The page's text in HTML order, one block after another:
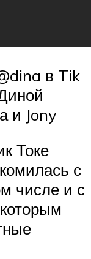
в Tik
и Jony
Токе
с
числе и с